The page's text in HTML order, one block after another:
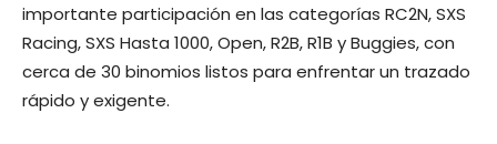
importante participación en las categorías RC2N, SXS
Racing, SXS Hasta 1000, Open, R2B, R1B y Buggies, con
cerca de 30 binomios listos para enfrentar un trazado
rápido y exigente.